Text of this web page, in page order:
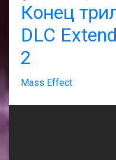
Конец
DLC
2
Mass Effect